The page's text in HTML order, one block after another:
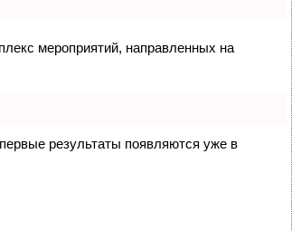
мероприятий, направленных на
результаты появляются уже в